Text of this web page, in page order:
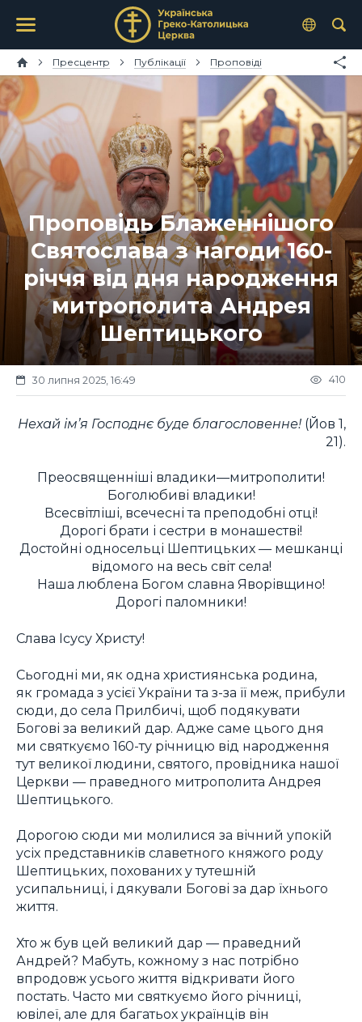
Пресцентр Публікації Проповіді
Проповідь Блаженнішого
Святослава з нагоди 160-
річчя від дня народження
митрополита Андрея
Шептицького
30 липня 2025, 16:49 410
Нехай ім’я Господнє буде благословенне! (Йов 1,
21).
Преосвященніші владики—митрополити!
Боголюбиві владики!
Всесвітліші, всечесні та преподобні отці!
Дорогі брати і сестри в монашестві!
Достойні односельці Шептицьких — мешканці
відомого на весь світ села!
Наша люблена Богом славна Яворівщино!
Дорогі паломники!
Слава Ісусу Христу!
Сьогодні ми, як одна християнська родина,
як громада з усієї України та з-за її меж, прибули
сюди, до села Прилбичі, щоб подякувати
Богові за великий дар. Адже саме цього дня
ми святкуємо 160-ту річницю від народження
тут великої людини, святого, провідника нашої
Церкви — праведного митрополита Андрея
Шептицького.
Дорогою сюди ми молилися за вічний упокій
усіх представників славетного княжого роду
Шептицьких, похованих у тутешній
усипальниці, і дякували Богові за дар їхнього
життя.
Хто ж був цей великий дар — праведний
Андрей? Мабуть, кожному з нас потрібно
впродовж усього життя відкривати його
постать. Часто ми святкуємо його річниці,
ювілеї, але для багатьох українців він